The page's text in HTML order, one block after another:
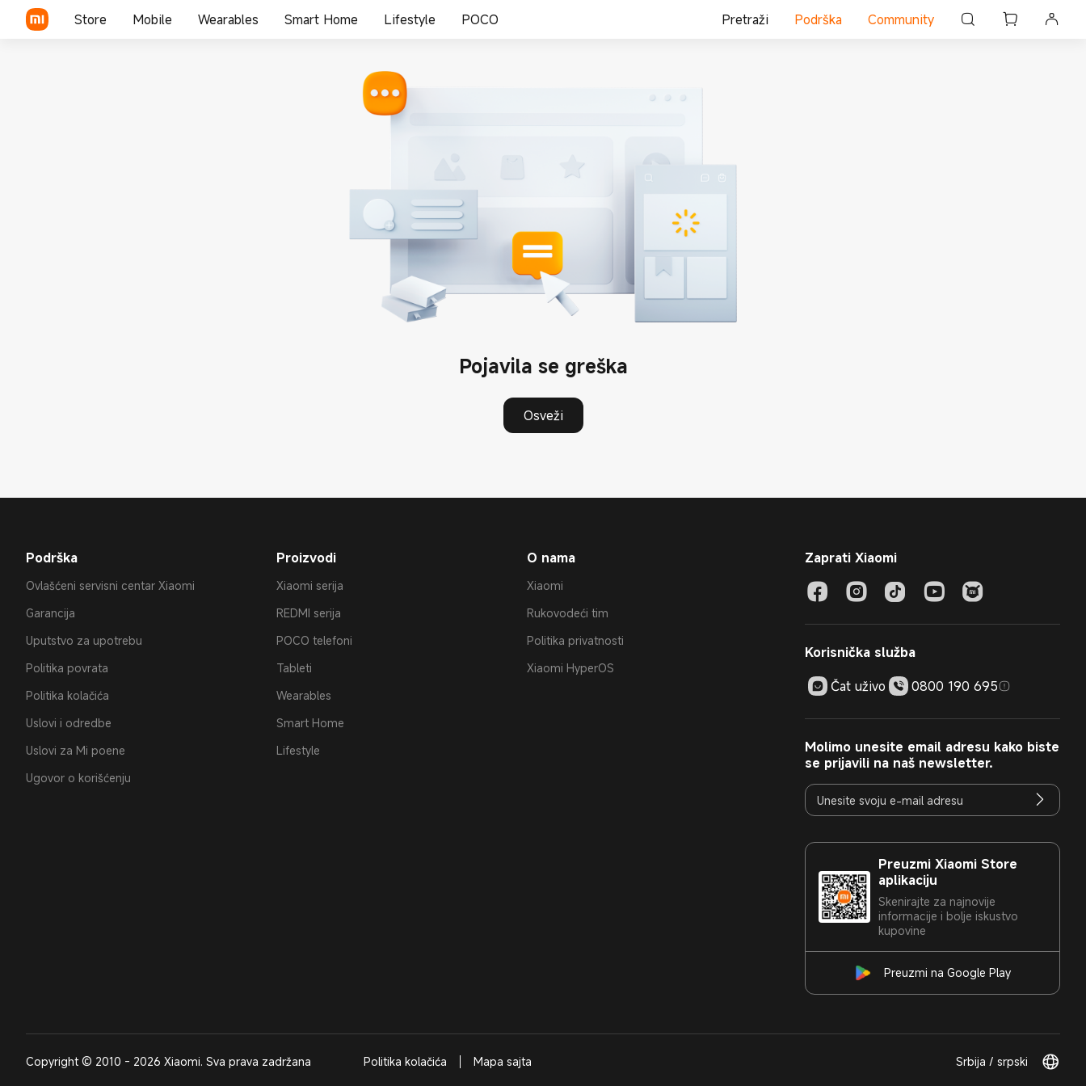
Store Mobile Wearables Smart Home Lifestyle POCO Pretraži Podrška Community
Pojavila se greška
Osveži
Podrška
Ovlašćeni servisni centar Xiaomi
Garancija
Uputstvo za upotrebu
Politika povrata
Politika kolačića
Uslovi i odredbe
Uslovi za Mi poene
Ugovor o korišćenju
Proizvodi
Xiaomi serija
REDMI serija
POCO telefoni
Tableti
Wearables
Smart Home
Lifestyle
O nama
Xiaomi
Rukovodeći tim
Politika privatnosti
Xiaomi HyperOS
Zaprati Xiaomi
Korisnička služba
Čat uživo
0800 190 695
Molimo unesite email adresu kako biste
se prijavili na naš newsletter.
Preuzmi Xiaomi Store
aplikaciju
Skenirajte za najnovije
informacije i bolje iskustvo
kupovine
Preuzmi na Google Play
Copyright © 2010 - 2026 Xiaomi. Sva prava zadržana Politika kolačića Mapa sajta Srbija / srpski